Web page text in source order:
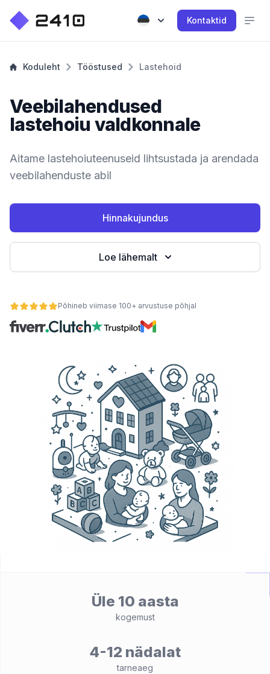
Kontaktid
Koduleht Tööstused Lastehoid
Veebilahendused
lastehoiu valdkonnale
Aitame lastehoiuteenuseid lihtsustada ja arendada
veebilahenduste abil
Hinnakujundus
Loe lähemalt
Põhineb viimase 100+ arvustuse põhjal
Üle 10 aasta
kogemust
4-12 nädalat
tarneaeg